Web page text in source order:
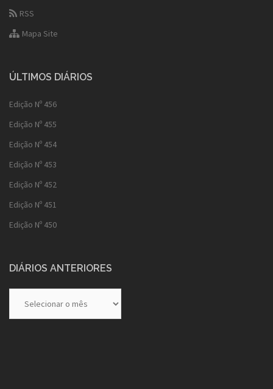
RSS
Mapa Site
ÚLTIMOS DIÁRIOS
Edição Nº 456
Edição Nº 455
Edição Nº 454
Edição Nº 453
Edição Nº 452
Edição Nº 451
Edição Nº 450
DIÁRIOS ANTERIORES
Anteriores